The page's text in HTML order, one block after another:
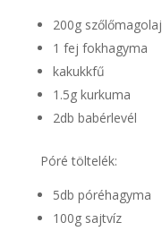
200g szőlőmagolaj
1 fej fokhagyma
kakukkfű
1.5g kurkuma
2db babérlevél
Póré töltelék:
5db póréhagyma
100g sajtvíz